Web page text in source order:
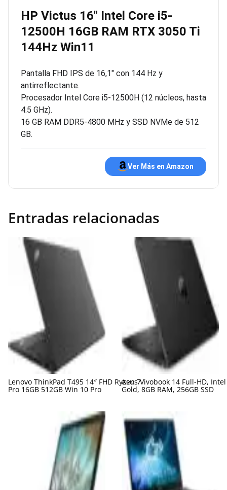
HP Victus 16″ Intel Core i5-
12500H 16GB RAM RTX 3050 Ti
144Hz Win11
Pantalla FHD IPS de 16,1″ con 144 Hz y
antirreflectante.
Procesador Intel Core i5-12500H (12 núcleos, hasta
4.5 GHz).
16 GB RAM DDR5-4800 MHz y SSD NVMe de 512
GB.
Ver Más en Amazon
Entradas relacionadas
Lenovo ThinkPad T495 14″ FHD Ryzen 7
Pro 16GB 512GB Win 10 Pro
Asus Vivobook 14 Full-HD,
Gold, 8GB RAM, 256GB SSD